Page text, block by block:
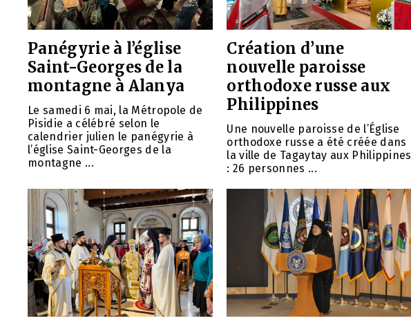
Panégyrie à l’église
Saint-Georges de la
montagne à Alanya
Le samedi 6 mai, la Métropole de
Pisidie a célébré selon le
calendrier julien le panégyrie à
l’église Saint-Georges de la
montagne ...
Création d’une
nouvelle paroisse
orthodoxe russe aux
Philippines
Une nouvelle paroisse de l’Église
orthodoxe russe a été créée dans
la ville de Tagaytay aux Philippines
: 26 personnes ...